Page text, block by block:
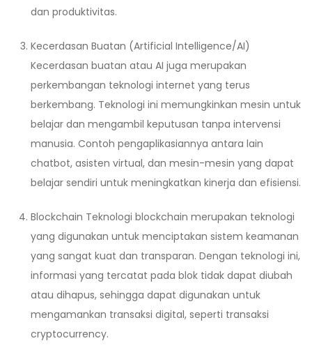
dan produktivitas.
Kecerdasan Buatan (Artificial Intelligence/AI)
Kecerdasan buatan atau AI juga merupakan
perkembangan teknologi internet yang terus
berkembang. Teknologi ini memungkinkan mesin untuk
belajar dan mengambil keputusan tanpa intervensi
manusia. Contoh pengaplikasiannya antara lain
chatbot, asisten virtual, dan mesin-mesin yang dapat
belajar sendiri untuk meningkatkan kinerja dan efisiensi.
Blockchain Teknologi blockchain merupakan teknologi
yang digunakan untuk menciptakan sistem keamanan
yang sangat kuat dan transparan. Dengan teknologi ini,
informasi yang tercatat pada blok tidak dapat diubah
atau dihapus, sehingga dapat digunakan untuk
mengamankan transaksi digital, seperti transaksi
cryptocurrency.